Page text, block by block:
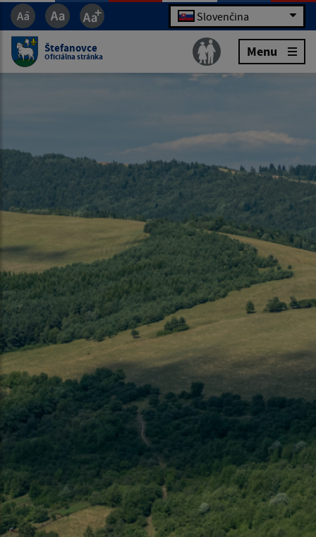
Slovenčina
Štefanovce
Oficiálna stránka Menu